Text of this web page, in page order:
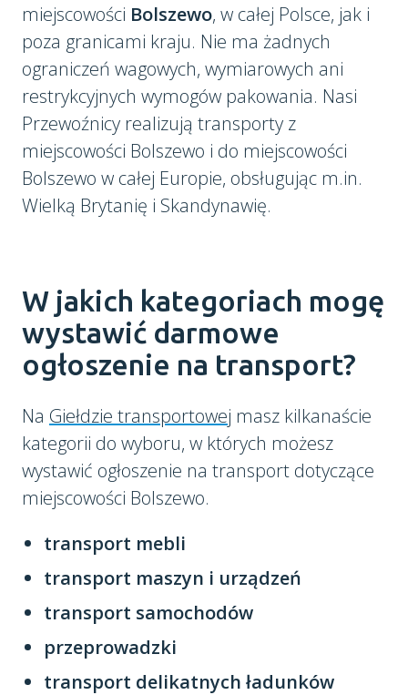
miejscowości Bolszewo, w całej Polsce, jak i
poza granicami kraju. Nie ma żadnych
ograniczeń wagowych, wymiarowych ani
restrykcyjnych wymogów pakowania. Nasi
Przewoźnicy realizują transporty z
miejscowości Bolszewo i do miejscowości
Bolszewo w całej Europie, obsługując m.in.
Wielką Brytanię i Skandynawię.
W jakich kategoriach mogę
wystawić darmowe
ogłoszenie na transport?
Na Giełdzie transportowej masz kilkanaście
kategorii do wyboru, w których możesz
wystawić ogłoszenie na transport dotyczące
miejscowości Bolszewo.
transport mebli
transport maszyn i urządzeń
transport samochodów
przeprowadzki
transport delikatnych ładunków